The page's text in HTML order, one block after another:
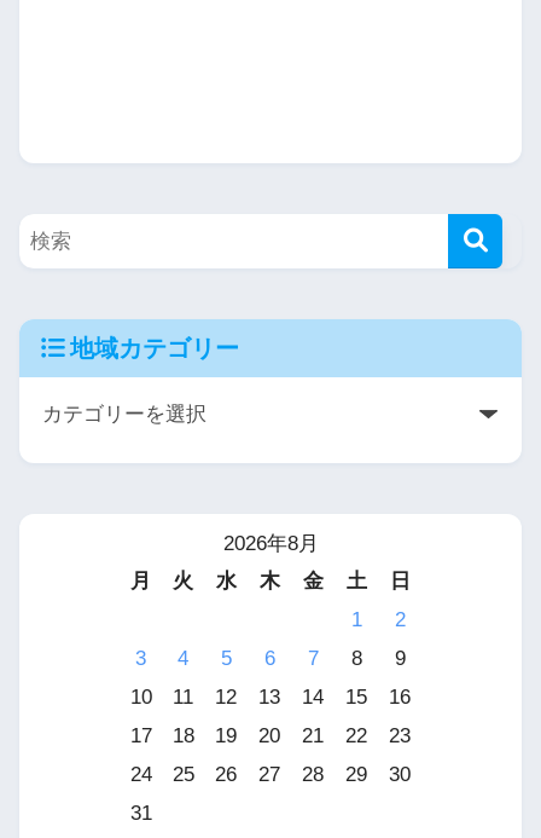
地域カテゴリー
2026年8月
月
火 水 木 金 土
日
1
2
3
4 5 6 7 8
9
10
11 12 13 14 15
16
17
18 19 20 21 22
23
24
25 26 27 28 29
30
31